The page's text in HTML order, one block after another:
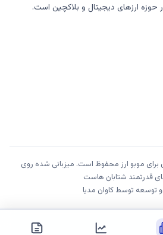
حوزه ارزهای دیجیتال و بلاکچین است.
حقوق برای موبو ارز محفوظ است. میزبانی شده روی
قدرتمند شتابان هاست
و توسعه توسطکاوان مدیا